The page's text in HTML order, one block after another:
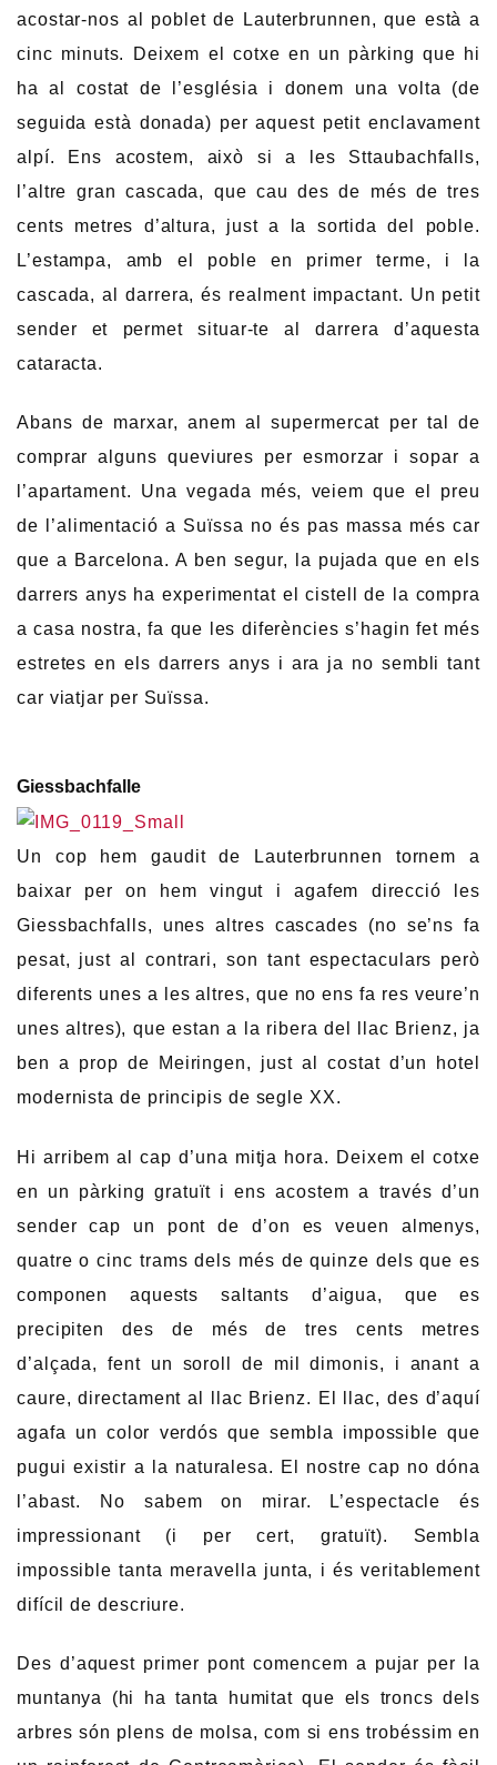
acostar-nos al poblet de Lauterbrunnen, que està a
cinc minuts. Deixem el cotxe en un pàrking que hi
ha al costat de l’església i donem una volta (de
seguida està donada) per aquest petit enclavament
alpí. Ens acostem, això si a les Sttaubachfalls,
l’altre gran cascada, que cau des de més de tres
cents metres d’altura, just a la sortida del poble.
L’estampa, amb el poble en primer terme, i la
cascada, al darrera, és realment impactant. Un petit
sender et permet situar-te al darrera d’aquesta
cataracta.
Abans de marxar, anem al supermercat per tal de
comprar alguns queviures per esmorzar i sopar a
l’apartament. Una vegada més, veiem que el preu
de l’alimentació a Suïssa no és pas massa més car
que a Barcelona. A ben segur, la pujada que en els
darrers anys ha experimentat el cistell de la compra
a casa nostra, fa que les diferències s’hagin fet més
estretes en els darrers anys i ara ja no sembli tant
car viatjar per Suïssa.
Giessbachfalle
Un cop hem gaudit de Lauterbrunnen tornem a
baixar per on hem vingut i agafem direcció les
Giessbachfalls, unes altres cascades (no se’ns fa
pesat, just al contrari, son tant espectaculars però
diferents unes a les altres, que no ens fa res veure’n
unes altres), que estan a la ribera del llac Brienz, ja
ben a prop de Meiringen, just al costat d’un hotel
modernista de principis de segle XX.
Hi arribem al cap d’una mitja hora. Deixem el cotxe
en un pàrking gratuït i ens acostem a través d’un
sender cap un pont de d’on es veuen almenys,
quatre o cinc trams dels més de quinze dels que es
componen aquests saltants d’aigua, que es
precipiten des de més de tres cents metres
d’alçada, fent un soroll de mil dimonis, i anant a
caure, directament al llac Brienz. El llac, des d’aquí
agafa un color verdós que sembla impossible que
pugui existir a la naturalesa. El nostre cap no dóna
l’abast. No sabem on mirar. L’espectacle és
impressionant (i per cert, gratuït). Sembla
impossible tanta meravella junta, i és veritablement
difícil de descriure.
Des d’aquest primer pont comencem a pujar per la
muntanya (hi ha tanta humitat que els troncs dels
arbres són plens de molsa, com si ens trobéssim en